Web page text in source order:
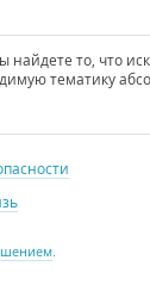
найдете то, что
тематику
.